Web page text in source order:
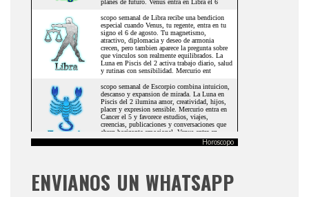
Horoscopo
ENVIANOS UN WHATSAPP